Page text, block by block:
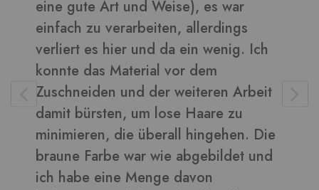
Ich
Arbeit
Die
und